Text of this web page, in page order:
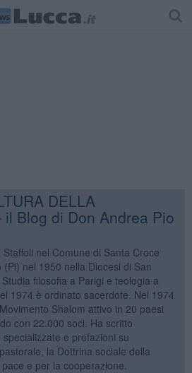
DELLA
Blog di Don Andrea Pio
Staffoli nel Comune di Santa Croce
(Pi) nel 1950 nella Diocesi di San
filosofia a Parigi e teologia a
1974 è ordinato sacerdote. Nel 1974
Shalom attivo in 20 paesi
con 22.000 soci. Ha scritto
e prefazioni su
la Dottrina sociale della
e per la cooperazione.